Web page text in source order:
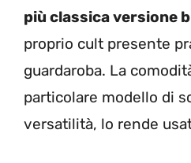
più classica versione
proprio cult presente
guardaroba. La
particolare modello di
versatilità, lo rende